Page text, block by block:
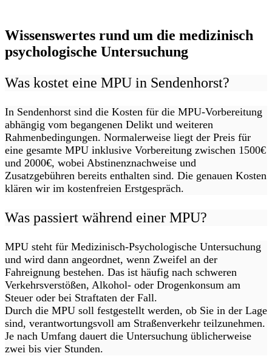
Wissenswertes rund um die medizinisch
psychologische Untersuchung
Was kostet eine MPU in Sendenhorst?
In Sendenhorst sind die Kosten für die MPU-Vorbereitung
abhängig vom begangenen Delikt und weiteren
Rahmenbedingungen. Normalerweise liegt der Preis für
eine gesamte MPU inklusive Vorbereitung zwischen 1500€
und 2000€, wobei Abstinenznachweise und
Zusatzgebühren bereits enthalten sind. Die genauen Kosten
klären wir im kostenfreien Erstgespräch.
Was passiert während einer MPU?
MPU steht für Medizinisch-Psychologische Untersuchung
und wird dann angeordnet, wenn Zweifel an der
Fahreignung bestehen. Das ist häufig nach schweren
Verkehrsverstößen, Alkohol- oder Drogenkonsum am
Steuer oder bei Straftaten der Fall.
Durch die MPU soll festgestellt werden, ob Sie in der Lage
sind, verantwortungsvoll am Straßenverkehr teilzunehmen.
Je nach Umfang dauert die Untersuchung üblicherweise
zwei bis vier Stunden.